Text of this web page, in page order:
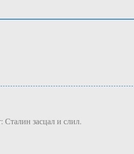
Сталин засцал и слил.